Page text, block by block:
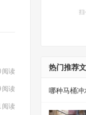
阅读
阅读
阅读
热门推荐
哪种马桶冲